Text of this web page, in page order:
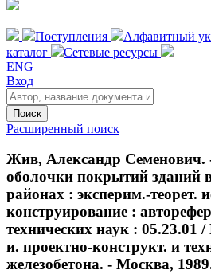
Поступления Алфавитный
каталог
Сетевые ресурсы
ENG
Вход
Поиск
Расширенный поиск
Жив, Александр Семенович.
оболочки покрытий зданий
районах : эксперим.-теорет.
конструирование :
технических наук : 05.23.01
и. проектно-конструкт. и
железобетона. - Москва,